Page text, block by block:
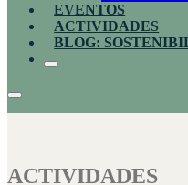
EVENTOS
ACTIVIDADES
BLOG:
ACTIVIDADES